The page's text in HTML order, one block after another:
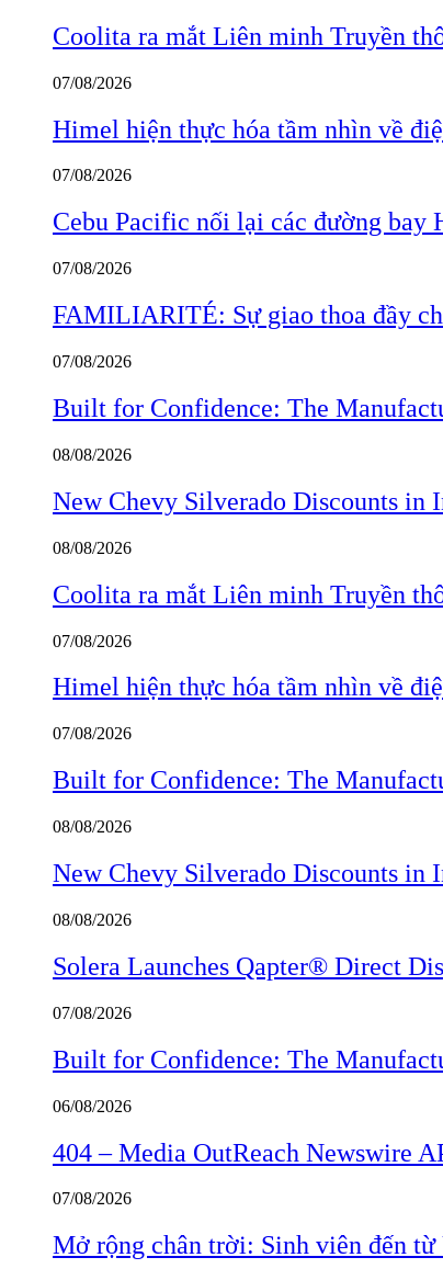
Coolita ra mắt Liên minh Truyền
07/08/2026
Himel hiện thực hóa tầm nhìn về
07/08/2026
Cebu Pacific nối lại các đường
07/08/2026
FAMILIARITÉ: Sự giao thoa đầy
07/08/2026
Built for Confidence: The
08/08/2026
New Chevy Silverado Discounts in
08/08/2026
Coolita ra mắt Liên minh Truyền
07/08/2026
Himel hiện thực hóa tầm nhìn về
07/08/2026
Built for Confidence: The
08/08/2026
New Chevy Silverado Discounts in
08/08/2026
Solera Launches Qapter® Direct
07/08/2026
Built for Confidence: The
06/08/2026
404 – Media OutReach Newswire
07/08/2026
Mở rộng chân trời: Sinh viên đến